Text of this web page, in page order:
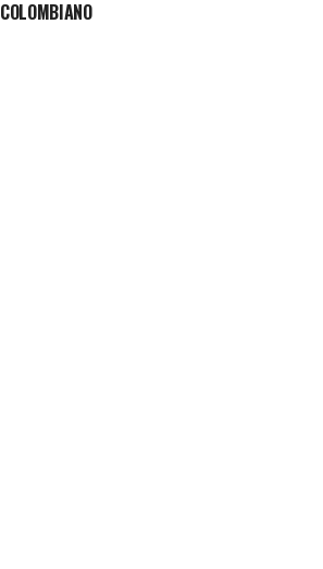
COLOMBIANO